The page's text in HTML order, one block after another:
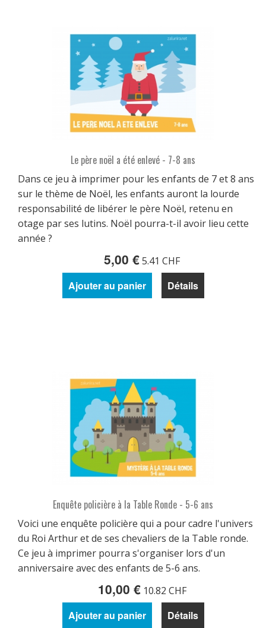
Le père noël a été enlevé - 7-8 ans
Dans ce jeu à imprimer pour les enfants de 7 et 8 ans
sur le thème de Noël, les enfants auront la lourde
responsabilité de libérer le père Noël, retenu en
otage par ses lutins. Noël pourra-t-il avoir lieu cette
année ?
5,00 €5.41 CHF
Ajouter au panier Détails
Enquête policière à la Table Ronde - 5-6 ans
Voici une enquête policière qui a pour cadre l'univers
du Roi Arthur et de ses chevaliers de la Table ronde.
Ce jeu à imprimer pourra s'organiser lors d'un
anniversaire avec des enfants de 5-6 ans.
10,00 € 10.82 CHF
Ajouter au panier Détails